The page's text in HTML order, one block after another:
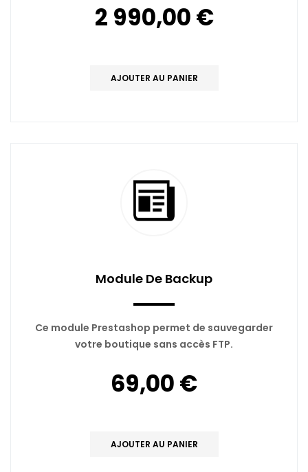
2 990,00 €
AJOUTER AU PANIER
Module De Backup
Ce module Prestashop permet de sauvegarder
votre boutique sans accès FTP.
69,00 €
AJOUTER AU PANIER